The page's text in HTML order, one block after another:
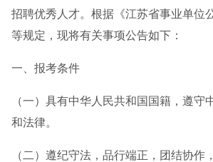
招聘优秀人才。根据《江苏省事业单位
等规定，现将有关事项公告如下：
一、报考条件
（一）具有中华人民共和国国籍，遵守
和法律。
（二）遵纪守法，品行端正，团结协作